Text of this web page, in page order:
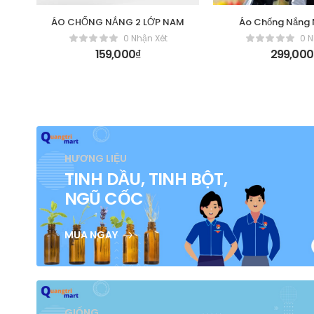
ÁO CHỐNG NẮNG 2 LỚP NAM
0 Nhận Xét
159,000₫
Áo Chống Nắng
ngắn
0
299,000
HƯƠNG LIỆU
TINH DẦU, TINH BỘT,
NGŨ CỐC
MUA NGAY